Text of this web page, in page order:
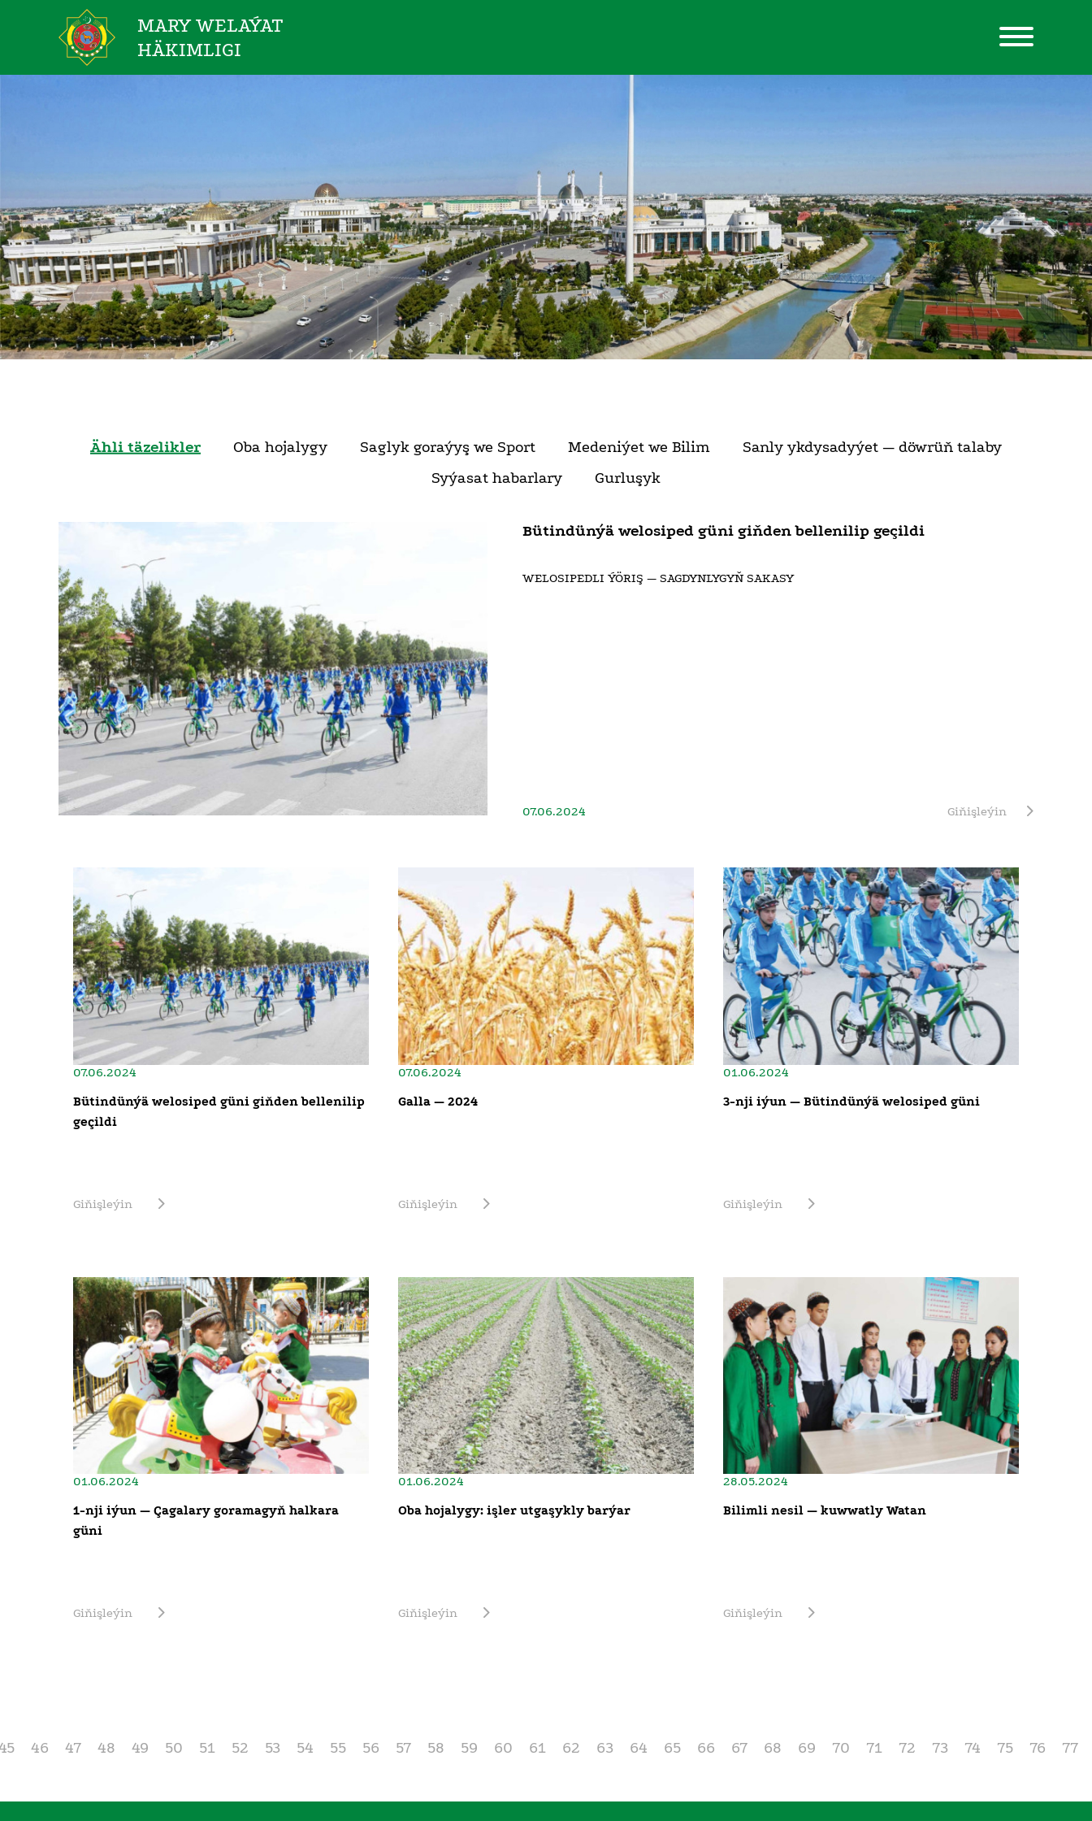
MARY WELAÝAT
HÄKIMLIGI
Ähli täzelikler Oba hojalygy Saglyk goraýyş we Sport Medeniýet we Bilim
Sanly ykdysadyýet — döwrüň talaby
Syýasat habarlary
Gurluşyk
Bütindünýä welosiped güni giňden bellenilip geçildi
WELOSIPEDLI ÝÖRIŞ — SAGDYNLYGYŇ SAKASY
07.06.2024 Giňişleýin
07.06.2024
Bütindünýä welosiped güni giňden bellenilip
geçildi
Giňişleýin
07.06.2024
Galla — 2024
Giňişleýin
01.06.2024
3-nji iýun — Bütindünýä welosiped güni
Giňişleýin
01.06.2024
1-nji iýun — Çagalary goramagyň halkara
güni
Giňişleýin
01.06.2024
Oba hojalygy: işler utgaşykly barýar
Giňişleýin
28.05.2024
Bilimli nesil — kuwwatly Watan
Giňişleýin
46 47 48 49 50 51 52 53 54 55 56 57 58 59 60 61 62 63 64 65 66 67 68 69 70 71 72 73 74 75 76 77